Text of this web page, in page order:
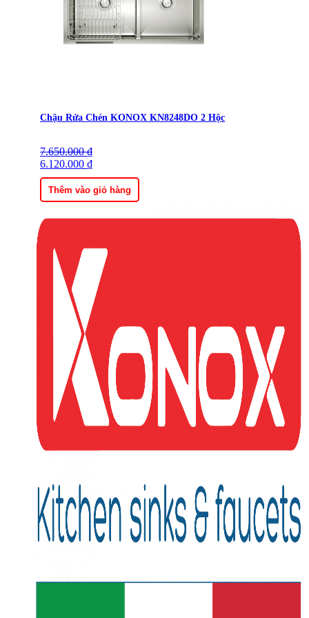
Chậu Rửa Chén KONOX KN8248DO 2 Hộc
7.650.000₫
Giá
gốc
là:
7.650.000 ₫.
6.120.000 ₫
Giá
hiện
tại
là:
6.120.000 ₫.
Thêm vào giỏ hàng